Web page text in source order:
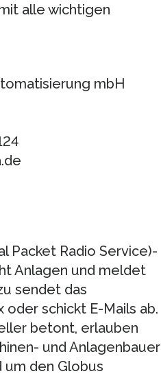
alle wichtigen
mbH
Packet Radio Service)-
Anlagen und meldet
sendet das
oder schickt E-Mails ab.
betont, erlauben
und Anlagenbauer
den Globus